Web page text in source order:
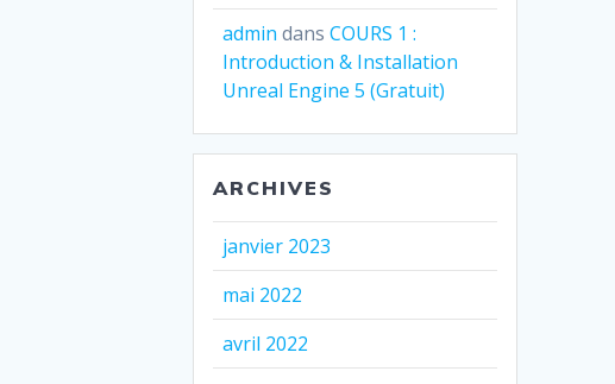
admin dansCOURS 1 :
Introduction & Installation
Unreal Engine 5 (Gratuit)
ARCHIVES
janvier 2023
mai 2022
avril 2022